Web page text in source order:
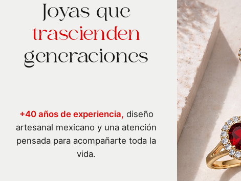
Joyas que
trascienden
generaciones
+40 años de experiencia, diseño
artesanal mexicano y una atención
pensada para acompañarte toda la
vida.